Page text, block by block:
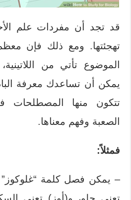
قد تجد أن مفردات علم
تهجئتها. ومع ذلك فإن
الموضوع تأتي من
يمكن أن تساعدك معرفة
تتكون منها المصطلحات
الصعبة وفهم معناها.
فمثلاً:
– يمكن فصل كلمة